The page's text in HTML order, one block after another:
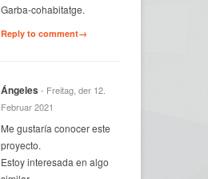
Garba-cohabitatge.
Reply to comment→
Ángeles - Freitag, der 12.
Februar 2021
Me gustaría conocer este
proyecto.
Estoy interesada en algo